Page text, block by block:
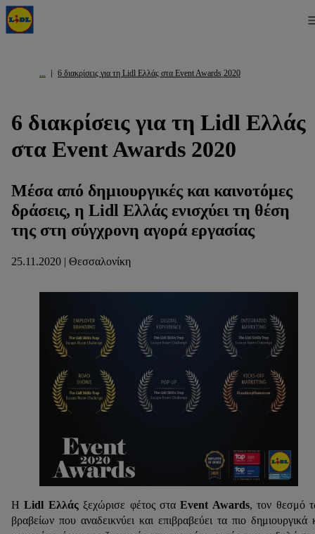
6 διακρίσεις για τη Lidl Ελλάς στα Event Awards 2020
6 διακρίσεις για τη Lidl Ελλάς
στα Event Awards 2020
Μέσα από δημιουργικές και καινοτόμες
δράσεις, η Lidl Ελλάς ενισχύει τη θέση
της στη σύγχρονη αγορά εργασίας
25.11.2020 | Θεσσαλονίκη
ΗLidl Ελλάςξεχώρισε φέτος σταEvent Awards, τον θεσμό
βραβείων που αναδεικνύει και επιβραβεύει τα πιο δημιουργικά